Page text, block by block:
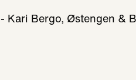
- Kari Bergo, Østengen &